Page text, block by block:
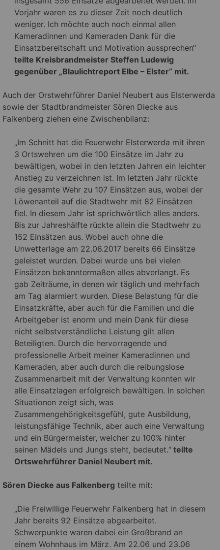
Vorjahr waren es zu dieser Zeit noch deutlich
weniger. Ich möchte auch noch einmal allen
Kameradinnen und Kameraden Dank für die
Einsatzbereitschaft und Motivation aussprechen“
teilte Kreisbrandmeister Steffen Ludewig
gegenüber „Blaulichtreport Elbe – Elster“ mit.
Auch der Orstwehrführer Daniel Neubert aus Elsterwerda
sowie der Stadtbrandmeister Sören Diecke aus
Falkenberg ziehen eine Zwischenbilanz:
„Im Schnitt hat die Feuerwehr Elsterwerda mit ihren
3 Ortswehren um die 100 Einsätze im Jahr zu
bewältigen, wobei in den letzten Jahren ein leichter
Anstieg zu verzeichnen ist. Im letzten Jahr rückte
die gesamte Wehr zu 107 Einsätzen aus, wobei der
Löwenanteil auf die Stadtwehr mit 82 Einsätzen
fiel. In diesem Jahr ist sprichwörtlich alles anders.
Bis zur Jahreshälfte rückte allein die Stadtwehr zu
152 Einsätzen aus. Wobei auch ohne die
Unwetterlage am 22.06.2017 bereits 66 Einsätze
geleistet wurden. Dabei wurde uns bei vielen
Einsätzen bekanntermaßen alles abverlangt. Es
gab Zeiträume, in denen wir täglich und mehrfach
am Tag alarmiert wurden. Diese Belastung für die
Einsatzkräfte, aber auch für die Familien und die
Arbeitgeber ist enorm und mein Dank für diese
nicht selbstverständliche Leistung gilt allen
Beteiligten. Durch die hervorragende und
professionelle Arbeit meiner Kameradinnen und
Kameraden, aber auch durch die reibungslose
Zusammenarbeit mit der Verwaltung konnten wir
alle Einsatzlagen erfolgreich bewältigen. In solchen
Situationen zeigt sich, was
Zusammengehörigkeitsgefühl, gute Ausbildung,
leistungsfähige Technik, aber auch eine Verwaltung
und ein Bürgermeister, welcher zu 100% hinter
seinen Mädels und Jungs steht, bedeutet.“ teilte
Ortswehrführer Daniel Neubert mit.
Sören Diecke aus Falkenberg teilte mit:
„Die Freiwillige Feuerwehr Falkenberg hat in diesem
Jahr bereits 92 Einsätze abgearbeitet.
Schwerpunkte waren dabei ein Großbrand an
einem Wohnhaus im März. Am 22.06 und 23.06